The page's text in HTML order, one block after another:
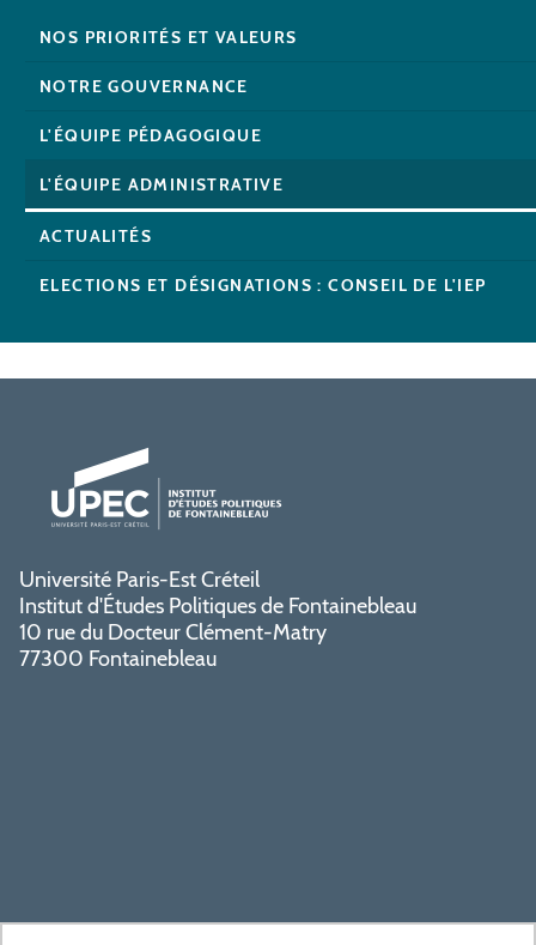
NOS PRIORITÉS ET VALEURS
NOTRE GOUVERNANCE
L'ÉQUIPE PÉDAGOGIQUE
L'ÉQUIPE ADMINISTRATIVE
ACTUALITÉS
ELECTIONS ET DÉSIGNATIONS : CONSEIL DE L'IEP
Université Paris-Est Créteil
Institut d'Études Politiques de Fontainebleau
10 rue du Docteur Clément-Matry
77300 Fontainebleau